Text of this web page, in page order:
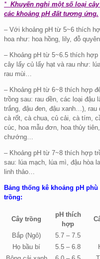
* Khuyến nghị một số loại
các khoảng pH đất tương ứng.
– Với khoảng pH từ 5~6 thích
hoa như: hoa hồng, lily, đỗ
– Khoảng pH từ 5~6.5 thích hợp
cây lấy củ lấy hạt và rau như:
rau mùi…
– Khoảng pH từ 6~8 thích hợp
trồng sau: rau dền, các loại đậu
trắng, đậu đen, đậu xanh…), rau
cà rốt, cà chua, củ cải, cà tím,
cúc, hoa mẫu đơn, hoa thủy
chướng…
– Khoảng pH từ 7~8 thích hợp
sau: lúa mạch, lúa mì, đậu hòa
linh thảo…
Bảng thống kê khoảng pH
trồng:
Cây trồng
pH thích
hợp
Bắp (Ngô)
5.7 – 7.5
Họ bầu bí
5.5 – 6.8